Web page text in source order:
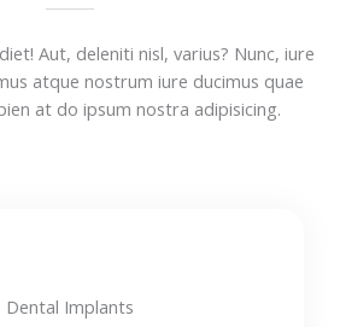
Aut, deleniti nisl, varius? Nunc, iure
atque nostrum iure ducimus quae
at do ipsum nostra adipisicing.
Dental Implants